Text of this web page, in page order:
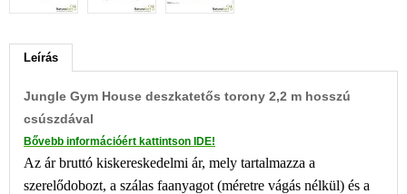
Leírás
Jungle Gym House deszkatetős torony 2,2 m hosszú
csúszdával
​Bővebb információért kattintson IDE!
Az ár bruttó kiskereskedelmi ár, mely tartalmazza a
szerelődobozt, a szálas faanyagot (méretre vágás nélkül) és a